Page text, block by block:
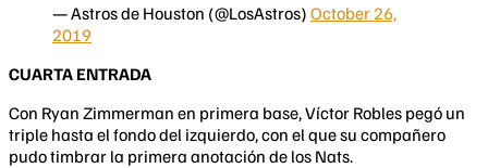
— Astros de Houston (@LosAstros) October 26,
2019
CUARTA ENTRADA
Con Ryan Zimmerman en primera base, Víctor Robles pegó un
triple hasta el fondo del izquierdo, con el que su compañero
pudo timbrar la primera anotación de los Nats.